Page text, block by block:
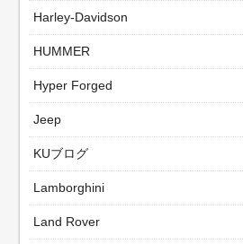
Harley-Davidson
HUMMER
Hyper Forged
Jeep
KUブログ
Lamborghini
Land Rover